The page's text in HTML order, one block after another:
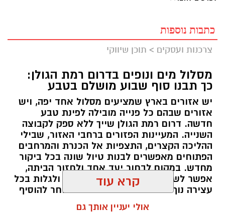
כתבות נוספות
צרכנות ועסקים > תוכן שיווקי
מסלול מים ונופים בדרום רמת הגולן:
כך תבנו סוף שבוע מושלם בטבע
יש אזורים בארץ שמציעים מסלול אחד יפה, ויש
אזורים שבהם כל פנייה מובילה לפינת טבע
חדשה. דרום רמת הגולן שייך ללא ספק לקבוצה
השנייה. המעיינות הפזורים ברחבי האזור, שבילי
ההליכה הקצרים, התצפיות אל הכנרת והמרחבים
הפתוחים מאפשרים לבנות טיול שונה בכל ביקור
מחדש. במקום לבחור יעד אחד ולחזור הביתה,
אפשר לשלב מספר אתרים באותו יום ולגלות בכל
עצירה נוף אחר ואווירה שונה. מי שבוחר להוסיף
לינה ברמת הגולן יכול ליהנות מהאזור בלי למהר,
קרא עוד
אולי יעניין אותך גם